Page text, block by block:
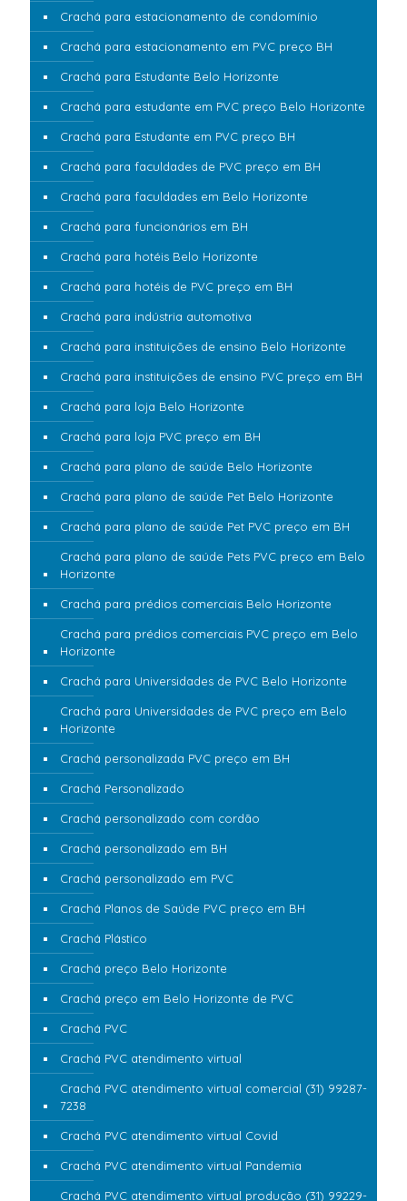
Crachá para estacionamento de condomínio
Crachá para estacionamento em PVC preço BH
Crachá para Estudante Belo Horizonte
Crachá para estudante em PVC preço Belo Horizonte
Crachá para Estudante em PVC preço BH
Crachá para faculdades de PVC preço em BH
Crachá para faculdades em Belo Horizonte
Crachá para funcionários em BH
Crachá para hotéis Belo Horizonte
Crachá para hotéis de PVC preço em BH
Crachá para indústria automotiva
Crachá para instituições de ensino Belo Horizonte
Crachá para instituições de ensino PVC preço em BH
Crachá para loja Belo Horizonte
Crachá para loja PVC preço em BH
Crachá para plano de saúde Belo Horizonte
Crachá para plano de saúde Pet Belo Horizonte
Crachá para plano de saúde Pet PVC preço em BH
Crachá para plano de saúde Pets PVC preço em Belo
Horizonte
Crachá para prédios comerciais Belo Horizonte
Crachá para prédios comerciais PVC preço em Belo
Horizonte
Crachá para Universidades de PVC Belo Horizonte
Crachá para Universidades de PVC preço em Belo
Horizonte
Crachá personalizada PVC preço em BH
Crachá Personalizado
Crachá personalizado com cordão
Crachá personalizado em BH
Crachá personalizado em PVC
Crachá Planos de Saúde PVC preço em BH
Crachá Plástico
Crachá preço Belo Horizonte
Crachá preço em Belo Horizonte de PVC
Crachá PVC
Crachá PVC atendimento virtual
Crachá PVC atendimento virtual comercial (31) 99287-
7238
Crachá PVC atendimento virtual Covid
Crachá PVC atendimento virtual Pandemia
Crachá PVC atendimento virtual produção (31) 99229-